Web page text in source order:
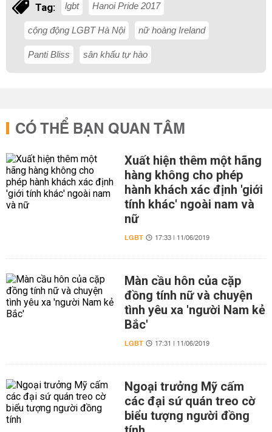
Tag: lgbt Hanoi Pride 2017
cộng động LGBT Hà Nội nữ hoàng Ireland
Panti Bliss sân khấu tự hào
CÓ THỂ BẠN QUAN TÂM
Xuất hiện thêm một hãng
hàng không cho phép
hành khách xác định 'giới
tính khác' ngoài nam và
nữ
LGBT 17:33 | 11/06/2019
Màn cầu hôn của cặp
đồng tính nữ và chuyện
tình yêu xa 'người Nam kẻ
Bắc'
LGBT 17:31 | 11/06/2019
Ngoại trưởng Mỹ cấm
các đại sứ quán treo cờ
biểu tượng người đồng